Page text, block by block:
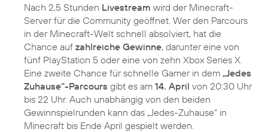
Nach 2,5 Stunden Livestream wird der Minecraft-
Server für die Community geöffnet. Wer den Parcours
in der Minecraft-Welt schnell absolviert, hat die
Chance auf zahlreiche Gewinne, darunter eine von
fünf PlayStation 5 oder eine von zehn Xbox Series X.
Eine zweite Chance für schnelle Gamer in dem „Jedes
Zuhause“-Parcours gibt es am 14. April von 20:30 Uhr
bis 22 Uhr. Auch unabhängig von den beiden
Gewinnspielrunden kann das „Jedes-Zuhause“ in
Minecraft bis Ende April gespielt werden.